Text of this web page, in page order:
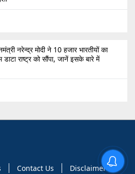
नरेन्द्र मोदी ने 10 हजार भारतीयों का
डाटा राष्ट्र को सौंपा, जानें इसके बारे में
Contact Us Disclaimer